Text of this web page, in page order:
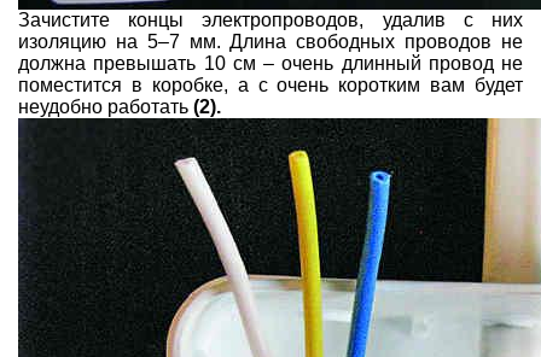
Зачистите концы электропроводов, удалив с них
изоляцию на 5–7 мм. Длина свободных проводов не
должна превышать 10 см – очень длинный провод не
поместится в коробке, а с очень коротким вам будет
неудобно работать (2).